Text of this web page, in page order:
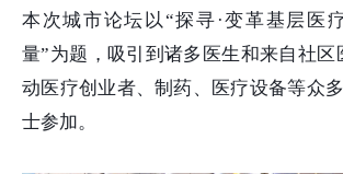
本次城市论坛以“探寻·变革基层医
量”为题，吸引到诸多医生和来自社区
动医疗创业者、制药、医疗设备等众
士参加。